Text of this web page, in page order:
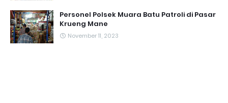
Personel Polsek Muara Batu Patroli di Pasar
Krueng Mane
November 11, 2023